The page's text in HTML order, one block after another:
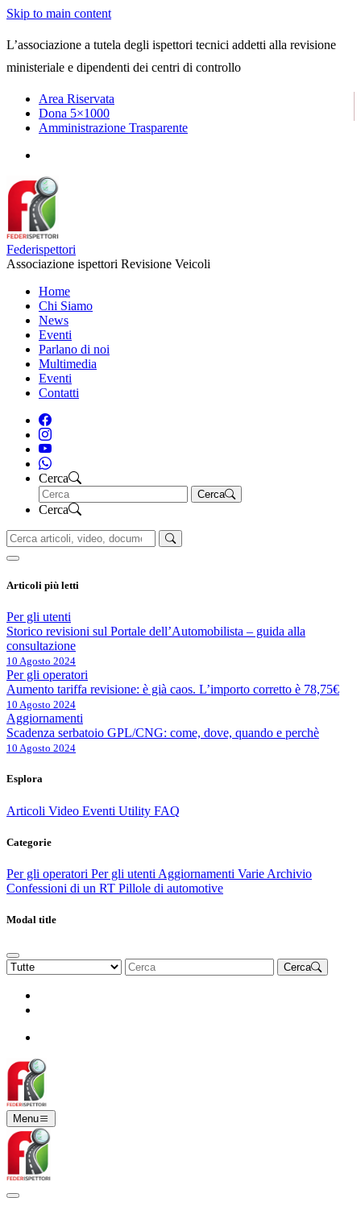
Skip to main content
L’associazione a tutela degli ispettori tecnici addetti alla revisione
ministeriale e dipendenti dei centri di controllo
Area Riservata
Dona 5×1000
Amministrazione Trasparente
Federispettori
Associazione ispettori Revisione Veicoli
Home
Chi Siamo
News
Eventi
Parlano di noi
Multimedia
Eventi
Contatti
Cerca
Cerca
Cerca
Articoli più letti
Per gli utenti
Storico revisioni sul Portale dell’Automobilista – guida alla
consultazione
10 Agosto 2024
Per gli operatori
Aumento tariffa revisione: è già caos. L’importo corretto è 78,75€
10 Agosto 2024
Aggiornamenti
Scadenza serbatoio GPL/CNG: come, dove, quando e perchè
10 Agosto 2024
Esplora
Articoli Video Eventi Utility FAQ
Categorie
Per gli operatori Per gli utenti Aggiornamenti Varie Archivio
Confessioni di un RT Pillole di automotive
Modal title
Cerca
Menu